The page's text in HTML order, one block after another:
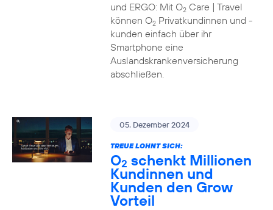
und ERGO: Mit O2Care | Travel
können O2Privatkundinnen und -
kunden einfach über ihr
Smartphone eine
Auslandskrankenversicherung
abschließen.
05. Dezember 2024
TREUE LOHNT SICH:
O2 schenkt Millionen
Kundinnen und
Kunden den Grow
Vorteil